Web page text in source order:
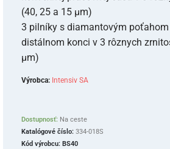
(40, 25 a 15 µm)
3 pilníky s diamantovým
distálnom konci v 3 rôznych
µm)
Výrobca: Intensiv SA
Dostupnosť: Na ceste
Katalógové číslo: 334-018S
Kód výrobcu: BS40